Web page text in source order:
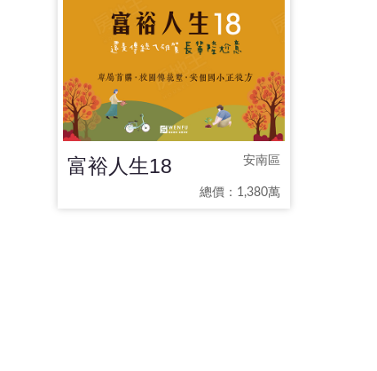
富裕人生18 安南區
總價：1,380萬